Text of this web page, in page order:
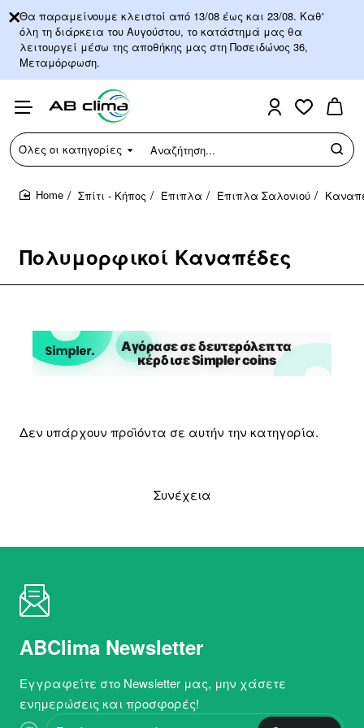
Θα παραμείνουμε κλειστοί από 13/08 έως και 23/08. Καθ'
όλη τη διάρκεια του Αυγούστου, το κατάστημά μας θα
λειτουργεί μέσω της αποθήκης μας στη Ποσειδώνος 36,
Μεταμόρφωση.
Όλες οι κατηγορίες
Αναζήτηση...
Πολυμορφικοί Καναπέδες
Σπίτι - Κήπος Έπιπλα Έπιπλα Σαλονιού
Δεν υπάρχουν προϊόντα σε αυτήν την κατηγορία.
Συνέχεια
ABClima Newsletter
Εγγραφείτε στο Newsletter μας, μην χάσετε
ενημερώσεις και προσφορές!
Εισάγετε